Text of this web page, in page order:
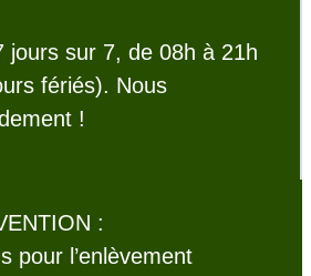
jours sur 7, de 08h à 21h
fériés). Nous
!
:
pour l’enlèvement